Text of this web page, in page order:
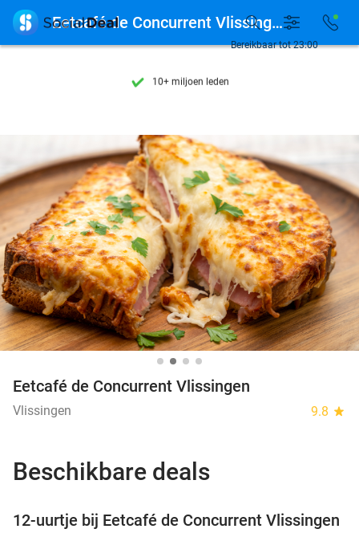
7 dagen per week beschikbaar
7 dagen per week beschikbaar
10+ miljoen leden
Bereikbaar tot 23:00
 Eetcafé de Concurrent Vlissingen
Eetcafé de Concurrent Vlissingen
Vlissingen 9.8 star
Beschikbare deals
12-uurtje bij Eetcafé de Concurrent Vlissingen